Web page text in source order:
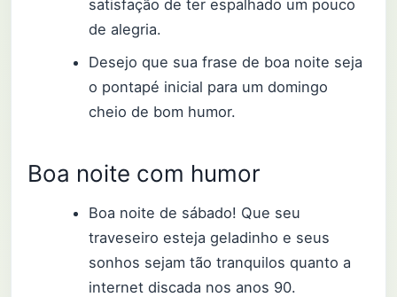
satisfação de ter espalhado um pouco
de alegria.
Desejo que sua frase de boa noite seja
o pontapé inicial para um domingo
cheio de bom humor.
Boa noite com humor
Boa noite de sábado! Que seu
traveseiro esteja geladinho e seus
sonhos sejam tão tranquilos quanto a
internet discada nos anos 90.